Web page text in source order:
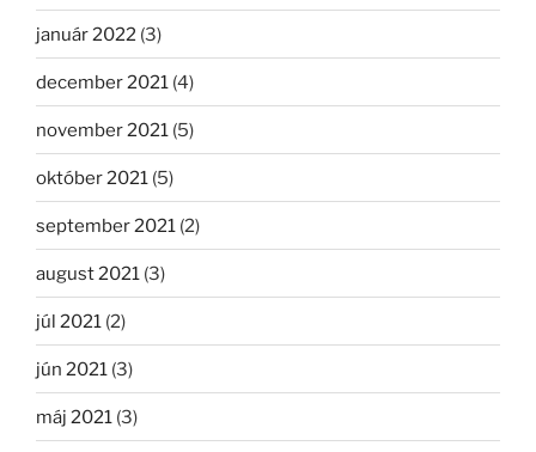
január 2022 (3)
december 2021 (4)
november 2021 (5)
október 2021 (5)
september 2021 (2)
august 2021 (3)
júl 2021 (2)
jún 2021 (3)
máj 2021 (3)